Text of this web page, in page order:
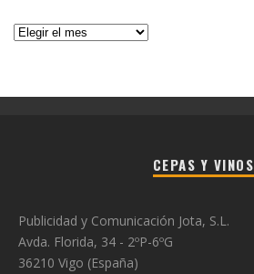
Histórico
CEPAS Y VINOS
Publicidad y Comunicación Jota, S.L.
Avda. Florida, 34 - 2ºP-6ºG
36210 Vigo (España)